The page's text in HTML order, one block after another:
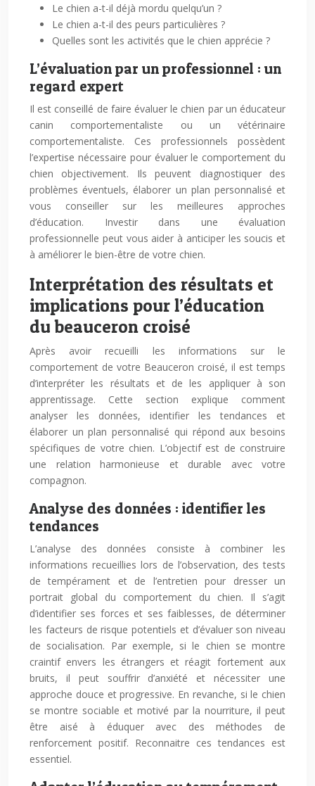
Le chien a-t-il déjà mordu quelqu’un ?
Le chien a-t-il des peurs particulières ?
Quelles sont les activités que le chien apprécie ?
L’évaluation par un professionnel : un
regard expert
Il est conseillé de faire évaluer le chien par un éducateur
canin comportementaliste ou un vétérinaire
comportementaliste. Ces professionnels possèdent
l’expertise nécessaire pour évaluer le comportement du
chien objectivement. Ils peuvent diagnostiquer des
problèmes éventuels, élaborer un plan personnalisé et
vous conseiller sur les meilleures approches
d’éducation. Investir dans une évaluation
professionnelle peut vous aider à anticiper les soucis et
à améliorer le bien-être de votre chien.
Interprétation des résultats et
implications pour l’éducation
du beauceron croisé
Après avoir recueilli les informations sur le
comportement de votre Beauceron croisé, il est temps
d’interpréter les résultats et de les appliquer à son
apprentissage. Cette section explique comment
analyser les données, identifier les tendances et
élaborer un plan personnalisé qui répond aux besoins
spécifiques de votre chien. L’objectif est de construire
une relation harmonieuse et durable avec votre
compagnon.
Analyse des données : identifier les
tendances
L’analyse des données consiste à combiner les
informations recueillies lors de l’observation, des tests
de tempérament et de l’entretien pour dresser un
portrait global du comportement du chien. Il s’agit
d’identifier ses forces et ses faiblesses, de déterminer
les facteurs de risque potentiels et d’évaluer son niveau
de socialisation. Par exemple, si le chien se montre
craintif envers les étrangers et réagit fortement aux
bruits, il peut souffrir d’anxiété et nécessiter une
approche douce et progressive. En revanche, si le chien
se montre sociable et motivé par la nourriture, il peut
être aisé à éduquer avec des méthodes de
renforcement positif. Reconnaitre ces tendances est
essentiel.